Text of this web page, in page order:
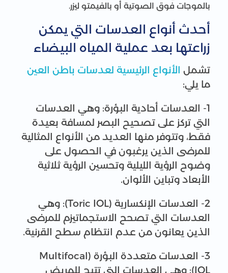
بالموجات فوق الصوتية أو بالفيمتو ليزر.
أحدث أنواع العدسات التي يمكن
زراعتها بعد عملية المياه البيضاء
تشمل الأنواع الرئيسية لعدسات باطن العين
ما يلي:
1- العدسات أحادية البؤرة: وهي العدسات
التي تركز على تصحيح البصر لمسافة بعيدة
فقط، وتتوفر منها العديد من الأنواع المثالية
للمرضى الذين يرغبون في الحصول على
وضوح الرؤية الليلية وتحسين الرؤية ثلاثية
الأبعاد وتباين الألوان.
2- العدسات الإنكسارية (Toric IOL): وهي
العدسات التي تصحح الاستجماتيزم للمرضى
الذين يعانون من عدم انتظام سطح القرنية.
3- العدسات متعددة البؤرة (Multifocal
IOL): وهي العدسات التي تتيح للمريض